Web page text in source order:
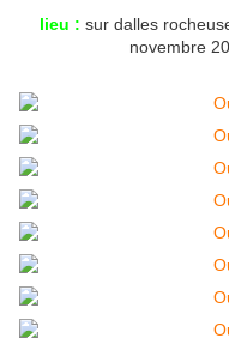
lieu : sur dalles
novembre